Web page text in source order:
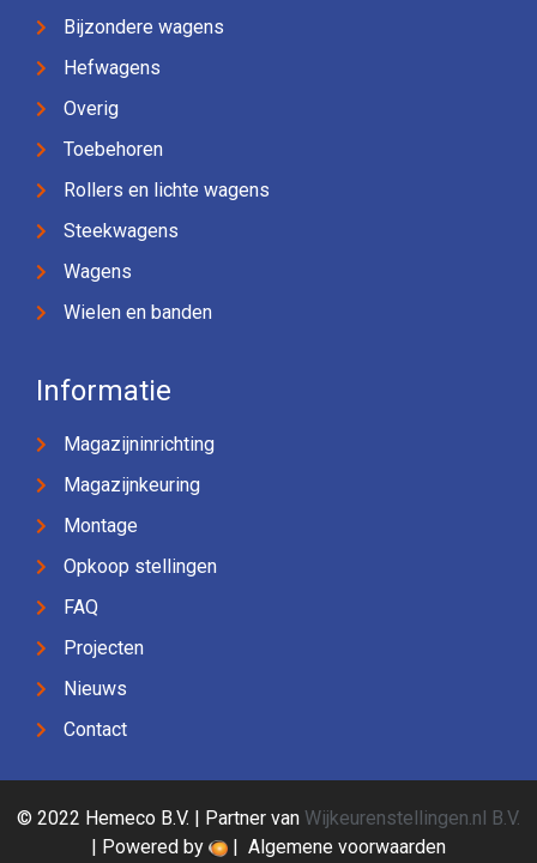
Bijzondere wagens
Hefwagens
Overig
Toebehoren
Rollers en lichte wagens
Steekwagens
Wagens
Wielen en banden
Informatie
Magazijninrichting
Magazijnkeuring
Montage
Opkoop stellingen
FAQ
Projecten
Nieuws
Contact
© 2022 Hemeco B.V. | Partner van Wijkeurenstellingen.nl B.V.
| Powered by
Algemene voorwaarden